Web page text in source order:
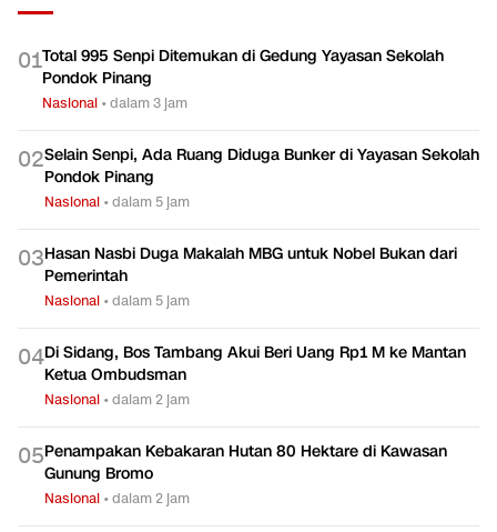
01Total 995 Senpi Ditemukan di Gedung Yayasan Sekolah
Pondok Pinang
Nasional •dalam 3 jam
02Selain Senpi, Ada Ruang Diduga Bunker di Yayasan Sekolah
Pondok Pinang
Nasional •dalam 5 jam
03Hasan Nasbi Duga Makalah MBG untuk Nobel Bukan dari
Pemerintah
Nasional •dalam 5 jam
04Di Sidang, Bos Tambang Akui Beri Uang Rp1 M ke Mantan
Ketua Ombudsman
Nasional •dalam 2 jam
05Penampakan Kebakaran Hutan 80 Hektare di Kawasan
Gunung Bromo
Nasional •dalam 2 jam